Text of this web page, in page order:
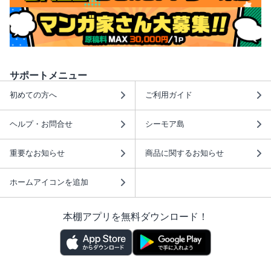
サポートメニュー
初めての方へ ご利用ガイド
ヘルプ・お問合せ シーモア島
重要なお知らせ 商品に関するお知らせ
ホームアイコンを追加
本棚アプリを無料ダウンロード！